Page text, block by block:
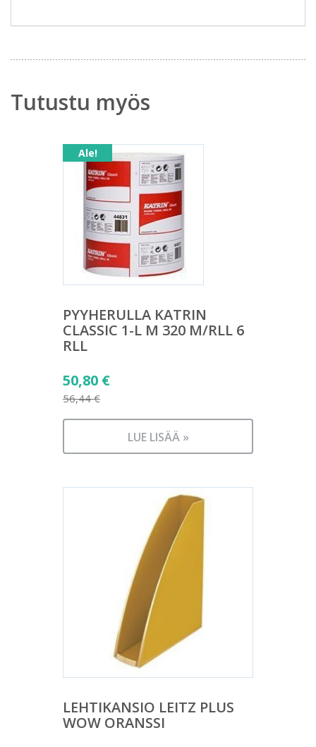
Tutustu myös
Ale!
PYYHERULLA KATRIN
CLASSIC 1-L M 320 M/RLL 6
RLL
56,44€
Alkuperäinen
hinta
oli:
50,80 €
Nykyinen
on:
LUE LISÄÄ »
LEHTIKANSIO LEITZ PLUS
WOW ORANSSI